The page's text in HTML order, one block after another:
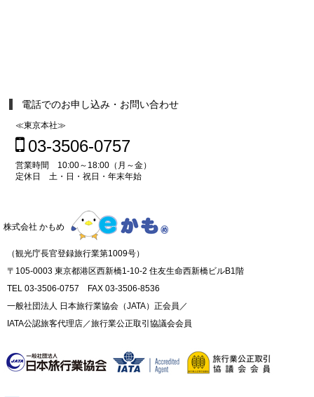
電話でのお申し込み・お問い合わせ
≪東京本社≫
03-3506-0757
営業時間 10:00～18:00（月～金）
定休日 土・日・祝日・年末年始
株式会社 かもめ
（観光庁長官登録旅行業第1009号）
〒105-0003 東京都港区西新橋1-10-2 住友生命西新橋ビルB1階
TEL 03-3506-0757 FAX 03-3506-8536
一般社団法人 日本旅行業協会（JATA）正会員／
IATA公認旅客代理店／旅行業公正取引協議会会員